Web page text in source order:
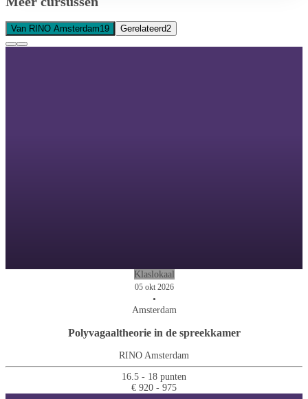
Van RINO Amsterdam19 Gerelateerd2
Klaslokaal
05 okt 2026
•
Amsterdam
Polyvagaaltheorie in de spreekkamer
RINO Amsterdam
16.5 - 18 punten
€ 920 - 975